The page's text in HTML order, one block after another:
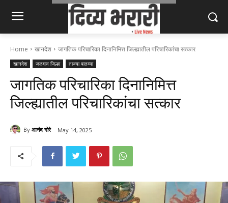
Home खानदेश जागतिक परिचारिका दिनानिमित्त जिल्ह्यातील परिचारिकांचा सत्कार
खानदेश जळगाव जिल्हा ताज्या बातम्या
जागतिक परिचारिका दिनानिमित्त
जिल्ह्यातील परिचारिकांचा सत्कार
By आनंद गोरे May 14, 2025